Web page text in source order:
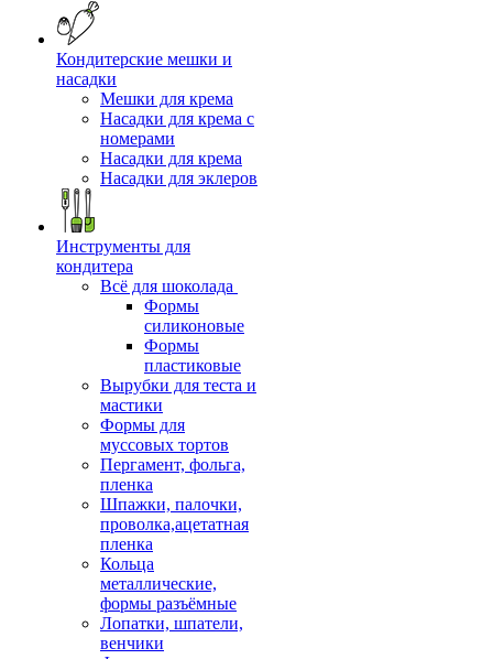
Кондитерские мешки и
насадки
Мешки для крема
Насадки для крема с
номерами
Насадки для крема
Насадки для эклеров
Инструменты для
кондитера
Всё для шоколада
Формы
силиконовые
Формы
пластиковые
Вырубки для теста и
мастики
Формы для
муссовых тортов
Пергамент, фольга,
пленка
Шпажки, палочки,
проволка,ацетатная
пленка
Кольца
металлические,
формы разъёмные
Лопатки, шпатели,
венчики